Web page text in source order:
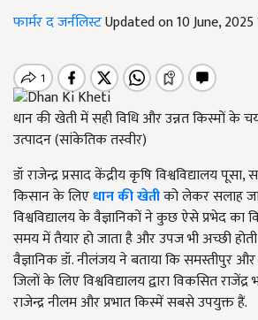
फार्मर द जर्नलिस्टUpdated on 10 June, 2025
धान की खेती में सही विधि और उन्नत किस्मों के
उत्पादन (सांकेतिक तस्वीर)
डॉ राजेन्द्र प्रसाद केंद्रीय कृषि विश्वविद्यालय
किसान के लिएधान की खेतीको लेकर सलाह
विश्वविद्यालय के वैज्ञानिकों ने कुछ ऐसे प्रभेद का
समय में तैयार हो जाता है और उपज भी अच्छी होती
वैज्ञानिक डॉ. नीलंजय ने बताया कि
जिलों के लिए विश्वविद्यालय द्वारा विकसित राजेंद्र
राजेन्द्र नीलम और प्रभात किस्में सबसे उपयुक्त हैं.